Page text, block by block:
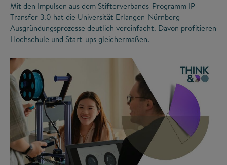
Mit den Impulsen aus dem Stifterverbands-Programm IP-
Transfer 3.0 hat die Universität Erlangen-Nürnberg
Ausgründungsprozesse deutlich vereinfacht. Davon profitieren
Hochschule und Start-ups gleichermaßen.